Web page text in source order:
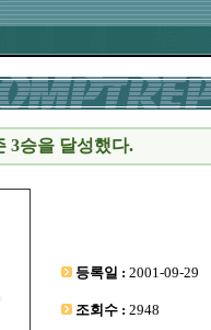
3승을 달성했다.
등록일 : 2001-09-29
조회수 : 2948